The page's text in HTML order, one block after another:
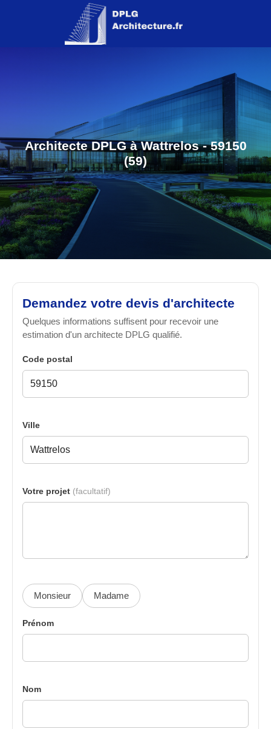
Architecte DPLG à Wattrelos - 59150
(59)
Demandez votre devis d'architecte
Quelques informations suffisent pour recevoir une
estimation d'un architecte DPLG qualifié.
Code postal
Ville
Votre projet (facultatif)
Monsieur Madame
Prénom
Nom